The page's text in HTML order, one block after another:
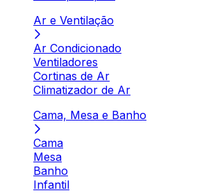
Ar e Ventilação
Ar Condicionado
Ventiladores
Cortinas de Ar
Climatizador de Ar
Cama, Mesa e Banho
Cama
Mesa
Banho
Infantil